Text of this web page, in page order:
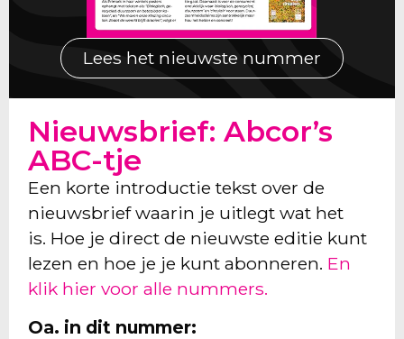
Lees het nieuwste nummer
Nieuwsbrief: Abcor’s
ABC-tje
Een korte introductie tekst over de
nieuwsbrief waarin je uitlegt wat het
is. Hoe je direct de nieuwste editie kunt
lezen en hoe je je kunt abonneren. En
klik hier voor alle nummers.
Oa. in dit nummer: